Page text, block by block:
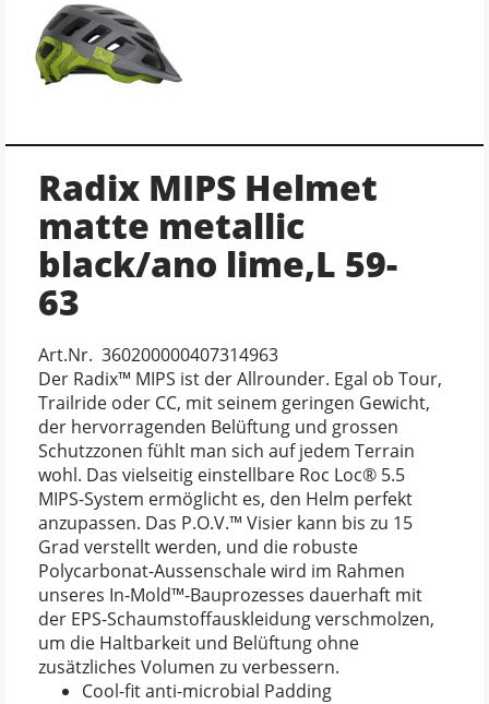
Radix MIPS Helmet
matte metallic
black/ano lime,L 59-
63
Art.Nr. 360200000407314963
Der Radix™ MIPS ist der Allrounder. Egal ob Tour,
Trailride oder CC, mit seinem geringen Gewicht,
der hervorragenden Belüftung und grossen
Schutzzonen fühlt man sich auf jedem Terrain
wohl. Das vielseitig einstellbare Roc Loc® 5.5
MIPS-System ermöglicht es, den Helm perfekt
anzupassen. Das P.O.V.™ Visier kann bis zu 15
Grad verstellt werden, und die robuste
Polycarbonat-Aussenschale wird im Rahmen
unseres In-Mold™-Bauprozesses dauerhaft mit
der EPS-Schaumstoffauskleidung verschmolzen,
um die Haltbarkeit und Belüftung ohne
zusätzliches Volumen zu verbessern.
Cool-fit anti-microbial Padding